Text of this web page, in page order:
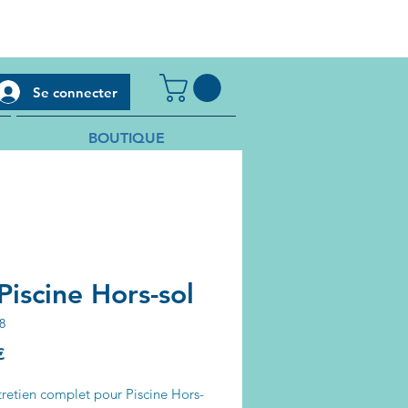
Se connecter
BOUTIQUE
Hors-sol
Prix
complet pour Piscine Hors-